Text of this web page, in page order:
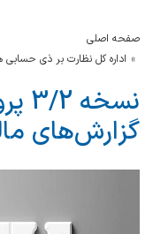
صفحه اصلی
اداره کل نظارت بر ذی
گزارش‌های